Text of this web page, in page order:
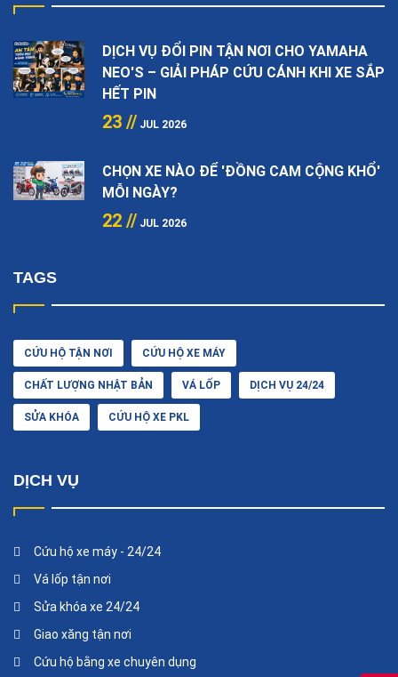
DỊCH VỤ ĐỔI PIN TẬN NƠI CHO YAMAHA
NEO'S – GIẢI PHÁP CỨU CÁNH KHI XE SẮP
HẾT PIN
23 // JUL 2026
CHỌN XE NÀO ĐỂ 'ĐỒNG CAM CỘNG KHỔ'
MỖI NGÀY?
22 // JUL 2026
TAGS
CỨU HỘ TẬN NƠI CỨU HỘ XE MÁY
CHẤT LƯỢNG NHẬT BẢN VÁ LỐP DỊCH VỤ 24/24
SỬA KHÓA CỨU HỘ XE PKL
DỊCH VỤ
Cứu hộ xe máy - 24/24
Vá lốp tận nơi
Sửa khóa xe 24/24
Giao xăng tận nơi
Cứu hộ bằng xe chuyên dụng